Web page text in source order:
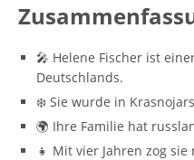
🎤 Helene Fischer ist
Deutschlands.
❄️ Sie wurde in
🌍 Ihre Familie hat
👧 Mit vier Jahren zog